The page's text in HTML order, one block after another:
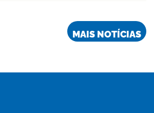
MAIS NOTÍCIAS